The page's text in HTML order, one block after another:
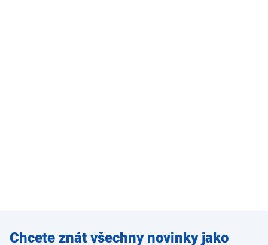
Zadejte
Chcete znát všechny novinky jako